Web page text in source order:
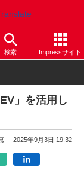
検索 Impressサイト
」を活用し
2025年9月3日 19:32